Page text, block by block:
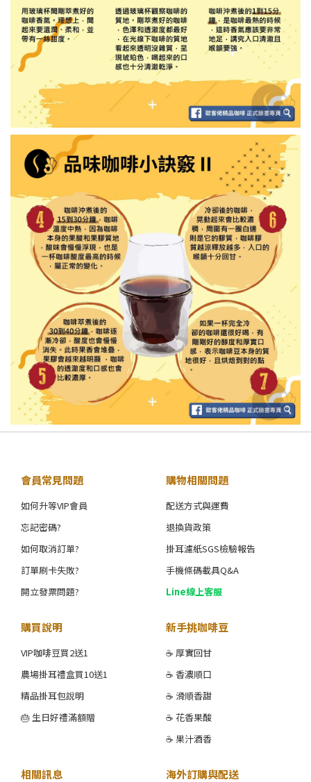
會員常見問題
如何升等VIP會員
忘記密碼?
如何取消訂單?
訂單刷卡失敗?
開立發票問題?
購物相關問題
配送方式與運費
退換貨政策
掛耳濾紙SGS檢驗報告
手機條碼載具Q&A
Line線上客服
購買說明
VIP咖啡豆買2送1
農場掛耳禮盒買10送1
精品掛耳包說明
🎂 生日好禮滿額贈
新手挑咖啡豆
☕ 厚實回甘
☕ 香濃順口
☕ 滑順香甜
☕ 花香果酸
☕ 果汁酒香
相關訊息 海外訂購與配送